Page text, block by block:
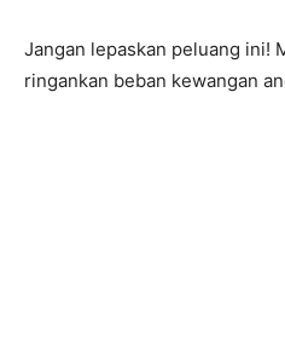
Jangan lepaskan peluang ini!
ringankan beban kewangan